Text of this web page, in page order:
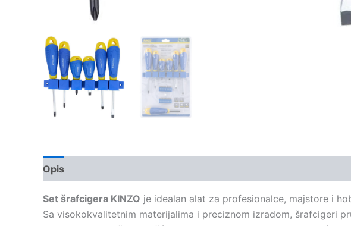
Opis
Set šrafcigera KINZO je idealan alat za profesionalce, majstore i
Sa visokokvalitetnim materijalima i preciznom izradom, šrafcigeri